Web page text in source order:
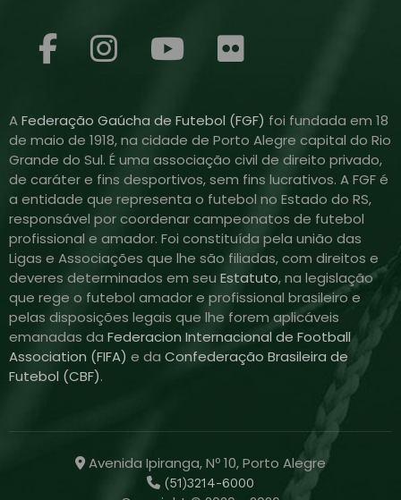
AFederação Gaúcha de Futebol (FGF) foi fundada em 18
de maio de 1918, na cidade de Porto Alegre capital do Rio
Grande do Sul. É uma associação civil de direito privado,
de caráter e fins desportivos, sem fins lucrativos. A FGF é
a entidade que representa o futebol no Estado do RS,
responsável por coordenar campeonatos de futebol
profissional e amador. Foi constituída pela união das
Ligas e Associações que lhe são filiadas, com direitos e
deveres determinados em seu Estatuto, na legislação
que rege o futebol amador e profissional brasileiro e
pelas disposições legais que lhe forem aplicáveis
emanadas da Federacion Internacional de Football
Association (FIFA) e da Confederação Brasileira de
Futebol (CBF).
Avenida Ipiranga, Nº 10, Porto Alegre
(51)3214-6000